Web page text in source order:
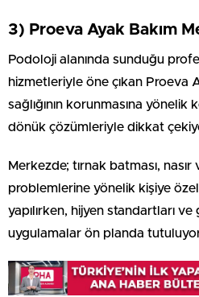
3) Proeva Ayak Bakım
Podoloji alanında sunduğu
hizmetleriyle öne çıkan Proeva
sağlığının korunmasına
dönük çözümleriyle dikkat
Merkezde; tırnak batması,
problemlerine yönelik kişiye
yapılırken, hijyen standartları
uygulamalar ön planda